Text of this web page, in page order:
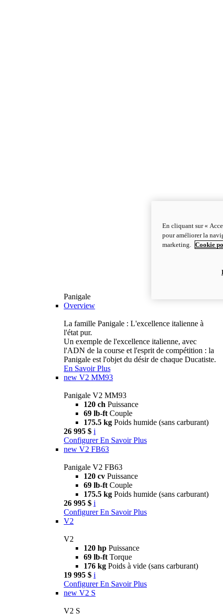
Panigale
Overview
La famille Panigale : L'excellence italienne à
l'état pur.
Un exemple de l'excellence italienne, avec
l'ADN de la course et l'esprit de compétition : la
Panigale est l'objet du désir de chaque Ducatiste.
En Savoir Plus
new V2 MM93
Panigale V2 MM93
120 ch Puissance
69 lb-ft Couple
175.5 kg Poids humide (sans carburant)
26 995 $ i
Configurer En Savoir Plus
new V2 FB63
Panigale V2 FB63
120 cv Puissance
69 lb-ft Couple
175.5 kg Poids humide (sans carburant)
26 995 $ i
Configurer En Savoir Plus
V2
V2
120 hp Puissance
69 lb-ft Torque
176 kg Poids à vide (sans carburant)
19 995 $ i
Configurer En Savoir Plus
new V2 S
V2 S
En cliquant sur «
pour améliorer la
marketing.
Cookie